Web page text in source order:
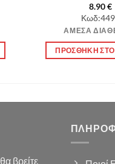
8.90€
ΆΜΕΣΑ
ΠΡΟΣΘΉΚΗ ΣΤΟ
βρείτε